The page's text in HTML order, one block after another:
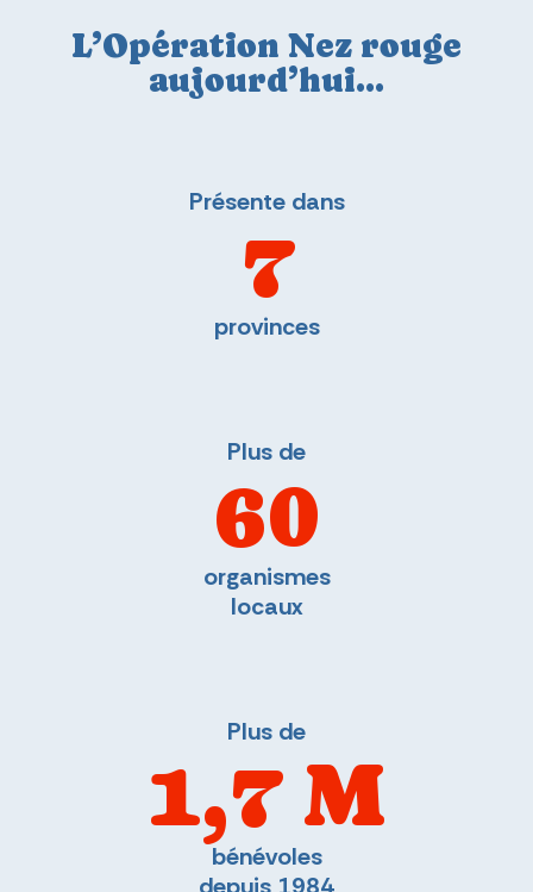
L’Opération Nez rouge
aujourd’hui…
Présente dans
7
provinces
Plus de
60
organismes
locaux
Plus de
1,7 M
bénévoles